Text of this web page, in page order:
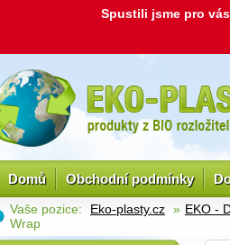
Spustili jsme pro
Domů Obchodní podmínky
Vaše pozice: Eko-plasty.cz » EKO -
Wrap